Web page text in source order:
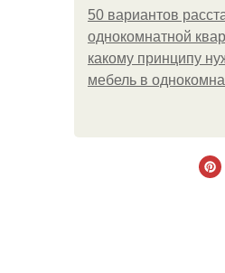
50 вариантов
однокомнатной
какому принципу
мебель в